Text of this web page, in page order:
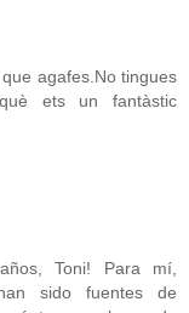
agafes.No tingues
ets un fantàstic
Toni! Para mí,
sido fuentes de